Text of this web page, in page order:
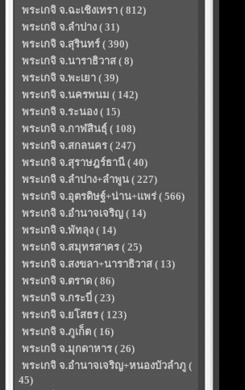
พระเกจิ จ.ฉะเชิงเทรา ( 812)
พระเกจิ จ.ลำปาง ( 31)
พระเกจิ จ.สุรินทร์ ( 390)
พระเกจิ จ.นาราธิวาส ( 8)
พระเกจิ จ.พะเยา ( 39)
พระเกจิ จ.นครพนม ( 142)
พระเกจิ จ.ระนอง ( 15)
พระเกจิ จ.กาฬสินธุ์ ( 108)
พระเกจิ จ.สกลนคร ( 247)
พระเกจิ จ.สุราษฎร์ธานี ( 40)
พระเกจิ จ.ลำปาง+ลำพูน ( 227)
พระเกจิ จ.อุตรดิษฐ์+น่าน+แพร่ ( 566)
พระเกจิ จ.อำนาจเจริญ ( 14)
พระเกจิ จ.พัทลุง ( 14)
พระเกจิ จ.สมุทรสาคร ( 25)
พระเกจิ จ.สงขลา+นาราธิวาส ( 13)
พระเกจิ จ.ตราด ( 86)
พระเกจิ จ.กระบี่ ( 23)
พระเกจิ จ.ยโสธร ( 123)
พระเกจิ จ.ภูเก็ต ( 16)
พระเกจิ จ.มุกดาหาร ( 26)
พระเกจิ จ.อำนาจเจริญ+หนองบัวลำภู (
45)